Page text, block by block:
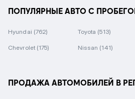
ПОПУЛЯРНЫЕ АВТО С
Hyundai (762) Toyota (513)
Chevrolet (175) Nissan (141)
ПРОДАЖА АВТОМОБИЛЕЙ В